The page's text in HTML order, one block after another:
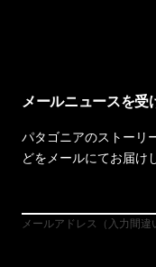
メールニュースを受
パタゴニアのストーリ
どをメールにてお届け
メールアドレス（入力間違